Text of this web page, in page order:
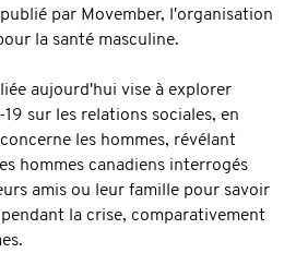
par Movember, l'organisation
la santé masculine.
aujourd'hui vise à explorer
19 sur les relations sociales, en
les hommes, révélant
hommes canadiens interrogés
amis ou leur famille pour savoir
la crise, comparativement